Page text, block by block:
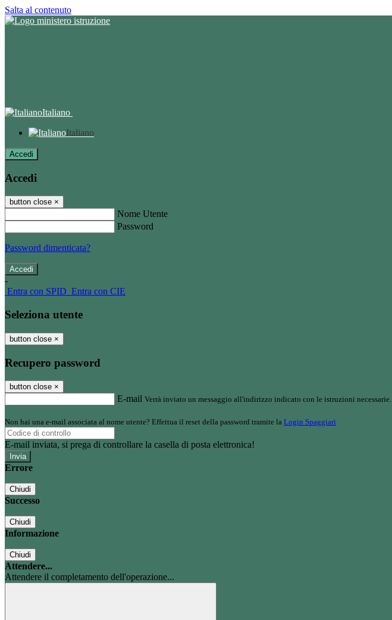
Salta al contenuto
Italiano
Italiano
Accedi
Accedi
button close ×
Nome Utente
Password
Password dimenticata?
-
Entra con SPID Entra con CIE
Seleziona utente
button close ×
Recupero password
button close ×
E-mail Verrà inviato un messaggio all'indirizzo indicato con le istruzioni necessarie.
Non hai una e-mail associata al nome utente? Effettua il reset della password tramite la Login Spaggiari
E-mail inviata, si prega di controllare la casella di posta elettronica!
Errore
Chiudi
Successo
Chiudi
Informazione
Chiudi
Attendere...
Attendere il completamento dell'operazione...